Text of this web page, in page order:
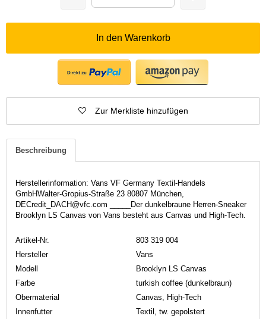
In den Warenkorb
Zur Merkliste hinzufügen
Beschreibung
Herstellerinformation: Vans VF Germany Textil-Handels
GmbHWalter-Gropius-Straße 23 80807 München,
DECredit_DACH@vfc.com _____Der dunkelbraune Herren-Sneaker
Brooklyn LS Canvas von Vans besteht aus Canvas und High-Tech.
Artikel-Nr.
803 319 004
Hersteller
Vans
Modell
Brooklyn LS Canvas
Farbe
turkish coffee (dunkelbraun)
Obermaterial
Canvas, High-Tech
Innenfutter
Textil, tw. gepolstert